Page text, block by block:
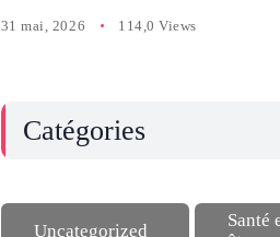
31 mai, 2026 114,0 Views
Catégories
Uncategorized
Santé